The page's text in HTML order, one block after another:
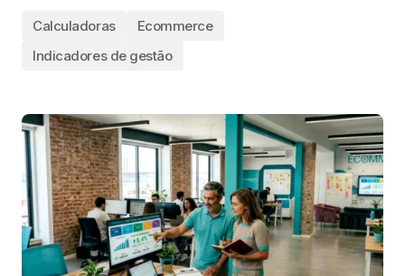
Calculadoras
Ecommerce
Indicadores de gestão